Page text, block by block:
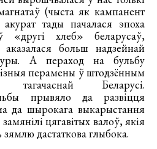
(чыста як кампанент
тады пачалася эпоха
«другі хлеб» беларусаў,
больш надзейнай
А пераход на бульбу
перамены ў штодзённым
Беларусі.
прывяло да развіцця
да шырокага выкарыстання
цягавітых валоў, якія
дастаткова глыбока.